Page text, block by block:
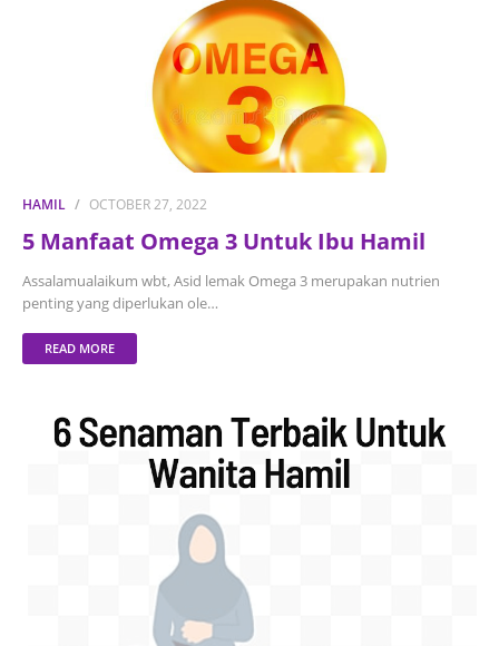
HAMIL OCTOBER 27, 2022
5 Manfaat Omega 3 Untuk Ibu Hamil
Assalamualaikum wbt, Asid lemak Omega 3 merupakan nutrien
penting yang diperlukan ole…
READ MORE